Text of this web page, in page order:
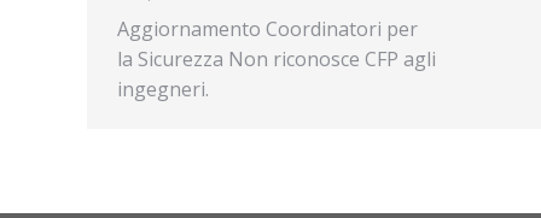
Aggiornamento Coordinatori per
la Sicurezza Non riconosce CFP agli
ingegneri.